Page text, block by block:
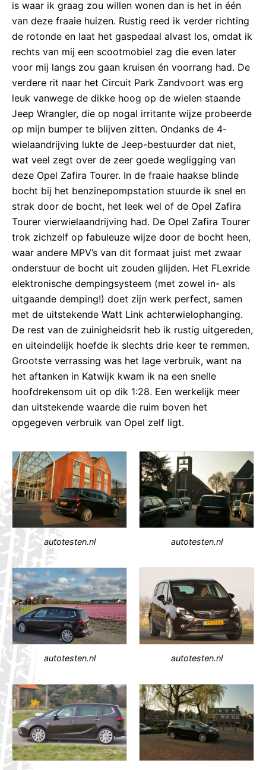
is waar ik graag zou willen wonen dan is het in één
van deze fraaie huizen. Rustig reed ik verder richting
de rotonde en laat het gaspedaal alvast los, omdat ik
rechts van mij een scootmobiel zag die even later
voor mij langs zou gaan kruisen én voorrang had. De
verdere rit naar het Circuit Park Zandvoort was erg
leuk vanwege de dikke hoog op de wielen staande
Jeep Wrangler, die op nogal irritante wijze probeerde
op mijn bumper te blijven zitten. Ondanks de 4-
wielaandrijving lukte de Jeep-bestuurder dat niet,
wat veel zegt over de zeer goede wegligging van
deze Opel Zafira Tourer. In de fraaie haakse blinde
bocht bij het benzinepompstation stuurde ik snel en
strak door de bocht, het leek wel of de Opel Zafira
Tourer vierwielaandrijving had. De Opel Zafira Tourer
trok zichzelf op fabuleuze wijze door de bocht heen,
waar andere MPV’s van dit formaat juist met zwaar
onderstuur de bocht uit zouden glijden. Het FLexride
elektronische dempingsysteem (met zowel in- als
uitgaande demping!) doet zijn werk perfect, samen
met de uitstekende Watt Link achterwielophanging.
De rest van de zuinigheidsrit heb ik rustig uitgereden,
en uiteindelijk hoefde ik slechts drie keer te remmen.
Grootste verrassing was het lage verbruik, want na
het aftanken in Katwijk kwam ik na een snelle
hoofdrekensom uit op dik 1:28. Een werkelijk meer
dan uitstekende waarde die ruim boven het
opgegeven verbruik van Opel zelf ligt.
autotesten.nl autotesten.nl
autotesten.nl autotesten.nl